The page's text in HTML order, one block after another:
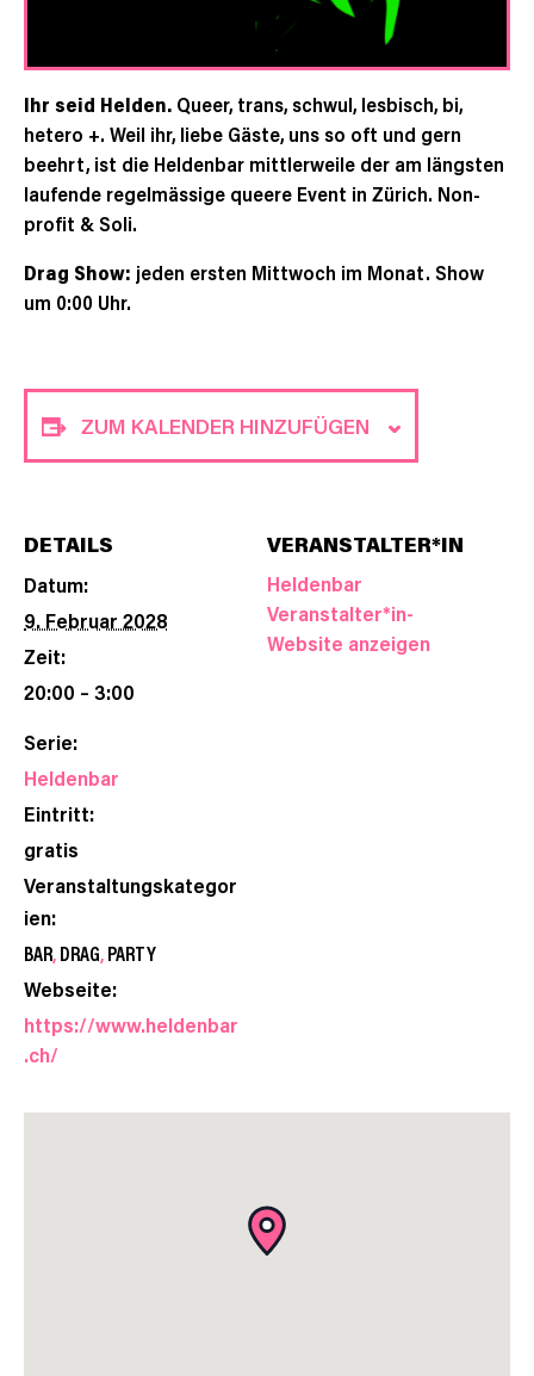
Ihr seid Helden. Queer, trans, schwul, lesbisch, bi,
hetero +. Weil ihr, liebe Gäste, uns so oft und gern
beehrt, ist die Heldenbar mittlerweile der am längsten
laufende regelmässige queere Event in Zürich. Non-
profit & Soli.
Drag Show: jeden ersten Mittwoch im Monat. Show
um 0:00 Uhr.
ZUM KALENDER HINZUFÜGEN
DETAILS
Datum:
9. Februar 2028
Zeit:
20:00 – 3:00
Serie:
Heldenbar
Eintritt:
gratis
Veranstaltungskategor
ien:
BAR,DRAG,PARTY
Webseite:
https://www.heldenbar
.ch/
VERANSTALTER*IN
Heldenbar
Veranstalter*in-
Website anzeigen